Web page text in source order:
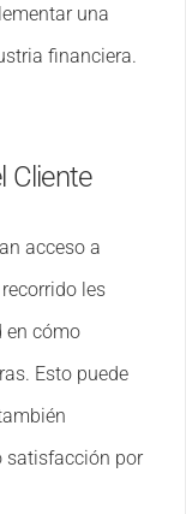
una
financiera.
Cliente
acceso a
les
en cómo
Esto puede
satisfacción por